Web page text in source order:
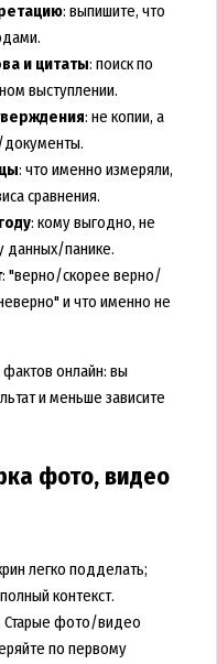
: выпишите, что
и цитаты: поиск по
выступлении.
: не копии, а
документы.
: что именно измеряли,
сравнения.
: кому выгодно, не
данных/панике.
: "верно/скорее верно/
и что именно не
фактов онлайн: вы
и меньше зависите
фото, видео
легко подделать;
контекст.
Старые фото/видео
по первому